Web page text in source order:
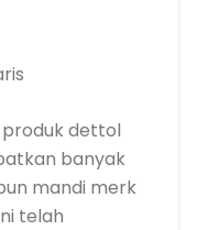
produk dettol
banyak
mandi merk
telah